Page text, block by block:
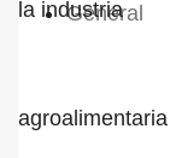
General